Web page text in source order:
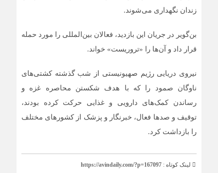
زندان نگهداری می‌شوند.
بن‌گویر در جریان این بازدید، فعالان بین‌المللی را مورد حمله
قرار داد و آن‌ها را «تروریست» خواند.
نیروی دریایی رژیم صهیونیستی از شب گذشته کشتی‌های
ناوگان صمود را که با هدف شکستن محاصره غزه و
رساندن کمک‌های دارویی و غذایی حرکت کرده بودند،
توقیف و صدها فعال، خبرنگار و پزشک از کشورهای مختلف
را بازداشت کرد.
لینک کوتاه : https://avindaily.com/?p=167097